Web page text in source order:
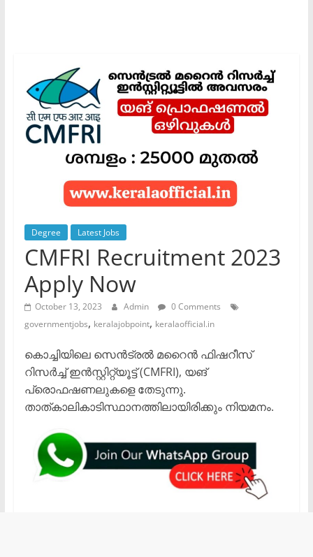
Degree Latest Jobs
CMFRI Recruitment 2023
Apply Now
October 13, 2023 Admin
0 Comments
governmentjobs, keralajobpoint, keralaofficial.in
കൊച്ചിയിലെ സെൻട്രൽ മറൈൻ ഫിഷറീസ്
റിസർച്ച് ഇൻസ്റ്റിറ്റ്യൂട്ട് (CMFRI), യങ്
പ്രൊഫഷണലുകളെ തേടുന്നു.
താത്കാലികാടിസ്ഥാനത്തിലായിരിക്കും നിയമനം.